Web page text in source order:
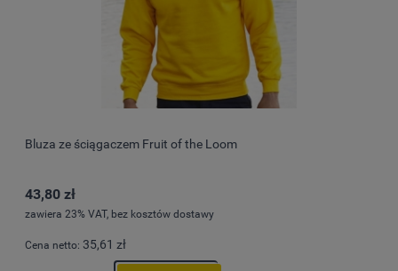
Bluza ze ściągaczem Fruit of the Loom
43,80 zł
zawiera 23% VAT, bez kosztów dostawy
Cena netto: 35,61 zł